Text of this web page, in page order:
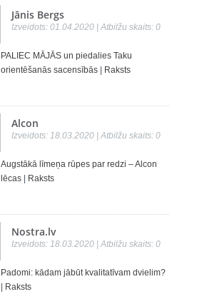
Jānis Bergs
Izveidots: 01.04.2020 | Atbilžu skaits: 0
PALIEC MĀJĀS un piedalies Taku
orientēšanās sacensībās
Raksts
Alcon
Izveidots: 18.03.2020 | Atbilžu skaits: 0
Augstākā līmeņa rūpes par redzi – Alcon
lēcas
Raksts
Nostra.lv
Izveidots: 18.03.2020 | Atbilžu skaits: 0
Padomi: kādam jābūt kvalitatīvam dvielim?
Raksts